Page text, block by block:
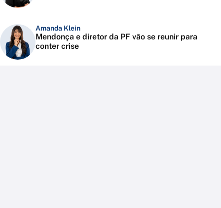
Amanda Klein
Mendonça e diretor da PF vão se reunir para
conter crise